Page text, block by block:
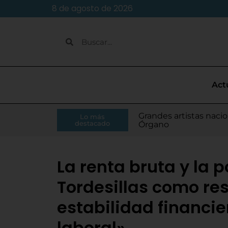
8 de agosto de 2026
Lo más
destacado
Caja Rural de
RFEF
Villamarciel da
Grandes artistas
Órgano
Continúa la venta de
El presidente de la
Monge
Todo listo para el
Tordesillas refuerza
El Pleno de
Moisés Ramírez
para el Europeo
IU-APT plantea ocho
La renta bruta y la
Tordesillas como
estabilidad